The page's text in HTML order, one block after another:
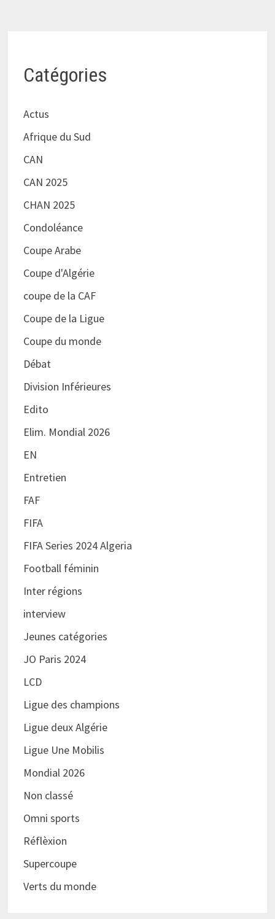
Catégories
Actus
Afrique du Sud
CAN
CAN 2025
CHAN 2025
Condoléance
Coupe Arabe
Coupe d'Algérie
coupe de la CAF
Coupe de la Ligue
Coupe du monde
Débat
Division Inférieures
Edito
Elim. Mondial 2026
EN
Entretien
FAF
FIFA
FIFA Series 2024 Algeria
Football féminin
Inter régions
interview
Jeunes catégories
JO Paris 2024
LCD
Ligue des champions
Ligue deux Algérie
Ligue Une Mobilis
Mondial 2026
Non classé
Omni sports
Réflèxion
Supercoupe
Verts du monde